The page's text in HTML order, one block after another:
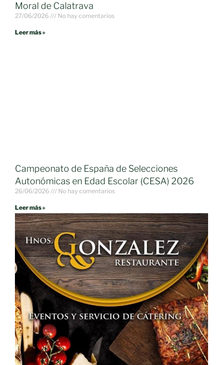
Moral de Calatrava
27/06/2026 No hay comentarios
Leer más »
Campeonato de España de Selecciones
Autonómicas en Edad Escolar (CESA) 2026
26/06/2026 No hay comentarios
Leer más »